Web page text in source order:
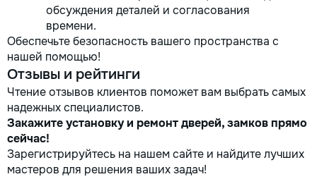
обсуждения деталей и согласования
времени.
Обеспечьте безопасность вашего пространства с
нашей помощью!
Отзывы и рейтинги
Чтение отзывов клиентов поможет вам выбрать самых
надежных специалистов.
Закажите установку и ремонт дверей, замков прямо
сейчас!
Зарегистрируйтесь на нашем сайте и найдите лучших
мастеров для решения ваших задач!